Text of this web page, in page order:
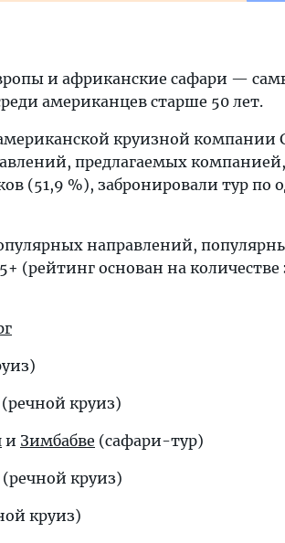
и африканские сафари —
американцев старше 50 лет.
круизной компании
предлагаемых
(51,9 %), забронировали тур по
направлений,
(рейтинг основан на количестве
круиз)
и Зимбабве (сафари-тур)
(речной круиз)
круиз)